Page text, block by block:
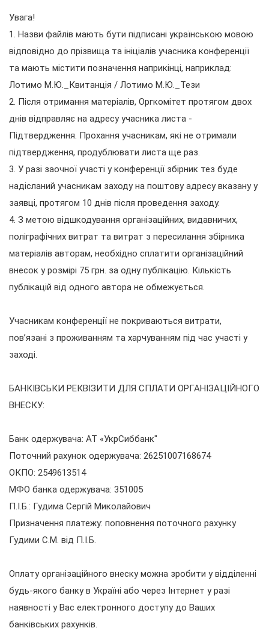
Увага!
1. Назви файлів мають бути підписані українською мовою
відповідно до прізвища та ініціалів учасника конференції
та мають містити позначення наприкінці, наприклад:
Лотимо М.Ю._Квитанція / Лотимо М.Ю._Тези
2. Після отримання матеріалів, Оргкомітет протягом двох
днів відправляє на адресу учасника листа -
Підтвердження. Прохання учасникам, які не отримали
підтвердження, продублювати листа ще раз.
3. У разі заочної участі у конференції збірник тез буде
надісланий учасникам заходу на поштову адресу вказану у
заявці, протягом 10 днів після проведення заходу.
4. З метою відшкодування організаційних, видавничих,
поліграфічних витрат та витрат з пересилання збірника
матеріалів авторам, необхідно сплатити організаційний
внесок у розмірі 75 грн. за одну публікацію. Кількість
публікацій від одного автора не обмежується.
Учасникам конференції не покриваються витрати,
пов’язані з проживанням та харчуванням під час участі у
заході.
БАНКІВСЬКИ РЕКВІЗИТИ ДЛЯ СПЛАТИ ОРГАНІЗАЦІЙНОГО
ВНЕСКУ:
Банк одержувача: АТ «УкрСиббанк"
Поточний рахунок одержувача: 26251007168674
ОКПО: 2549613514
МФО банка одержувача: 351005
П.І.Б.: Гудима Сергій Миколайович
Призначення платежу: поповнення поточного рахунку
Гудими С.М. від П.І.Б.
Оплату організаційного внеску можна зробити у відділенні
будь-якого банку в Україні або через Інтернет у разі
наявності у Вас електронного доступу до Ваших
банківських рахунків.